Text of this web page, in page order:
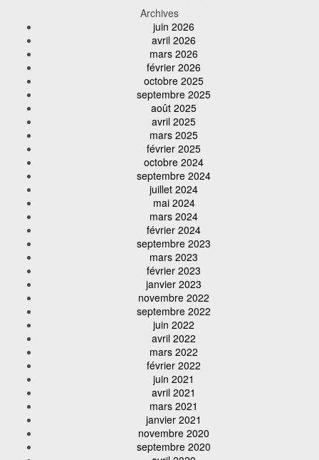
Archives
juin 2026
avril 2026
mars 2026
février 2026
octobre 2025
septembre 2025
août 2025
avril 2025
mars 2025
février 2025
octobre 2024
septembre 2024
juillet 2024
mai 2024
mars 2024
février 2024
septembre 2023
mars 2023
février 2023
janvier 2023
novembre 2022
septembre 2022
juin 2022
avril 2022
mars 2022
février 2022
juin 2021
avril 2021
mars 2021
janvier 2021
novembre 2020
septembre 2020